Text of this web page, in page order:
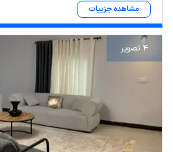
مشاهده جزییات
4 تصویر